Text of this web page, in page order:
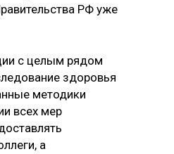
РФ уже
с целым рядом
здоровья
методики
всех мер
а